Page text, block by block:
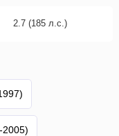
2.7 (185 л.с.)
2005)